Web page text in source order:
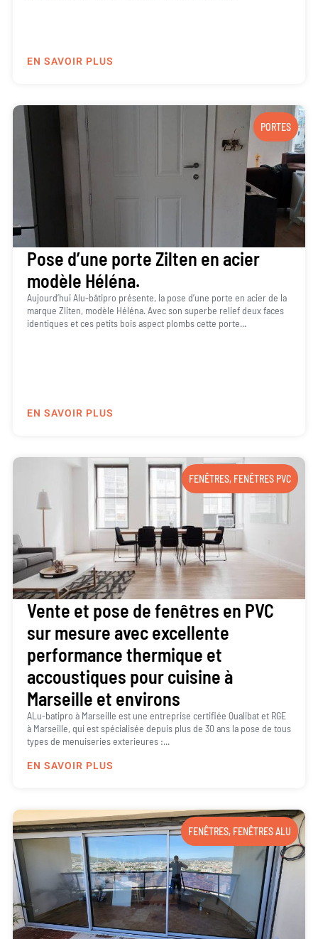
EN SAVOIR PLUS
PORTES
Pose d’une porte Zilten en acier
modèle Héléna.
Aujourd’hui Alu-bâtipro présente, la pose d’une porte en acier de la
marque Zliten, modèle Héléna. Avec son superbe relief deux faces
identiques et ces petits bois aspect plombs cette porte...
EN SAVOIR PLUS
FENÊTRES, FENÊTRES PVC
Vente et pose de fenêtres en PVC
sur mesure avec excellente
performance thermique et
accoustiques pour cuisine à
Marseille et environs
ALu-batipro à Marseille est une entreprise certifiée Qualibat et RGE
à Marseille, qui est spécialisée depuis plus de 30 ans la pose de tous
types de menuiseries exterieures :...
EN SAVOIR PLUS
FENÊTRES, FENÊTRES ALU